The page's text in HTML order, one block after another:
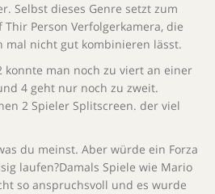
Selbst dieses Genre setzt zum
Person Verfolgerkamera, die
nicht gut kombinieren lässt.
konnte man noch zu viert an einer
4 geht nur noch zu zweit.
2 Spieler Splitscreen. der viel
du meinst. Aber würde ein Forza
laufen?Damals Spiele wie Mario
so anspruchsvoll und es wurde